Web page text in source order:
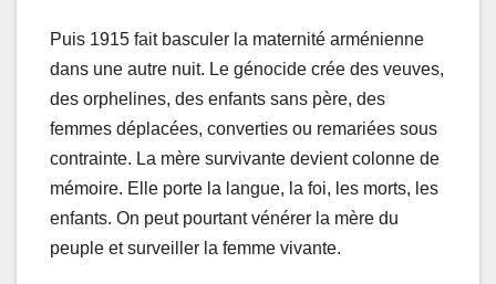
Puis 1915 fait basculer la maternité arménienne
dans une autre nuit. Le génocide crée des veuves,
des orphelines, des enfants sans père, des
femmes déplacées, converties ou remariées sous
contrainte. La mère survivante devient colonne de
mémoire. Elle porte la langue, la foi, les morts, les
enfants. On peut pourtant vénérer la mère du
peuple et surveiller la femme vivante.